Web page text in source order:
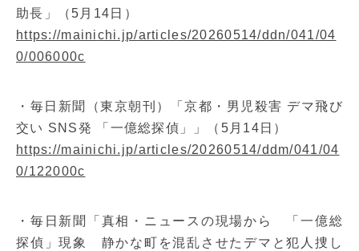
助長」（5月14日）
https://mainichi.jp/articles/20260514/ddn/041/04
0/006000c
・毎日新聞（東京朝刊）「京都・男児殺害 デマ飛び
交い SNS発 「一億総探偵」」（5月14日）
https://mainichi.jp/articles/20260514/ddm/041/04
0/122000c
・毎日新聞「真相・ニュースの現場から 「一億総
探偵」現象 静かな町を混乱させたデマと犯人捜し